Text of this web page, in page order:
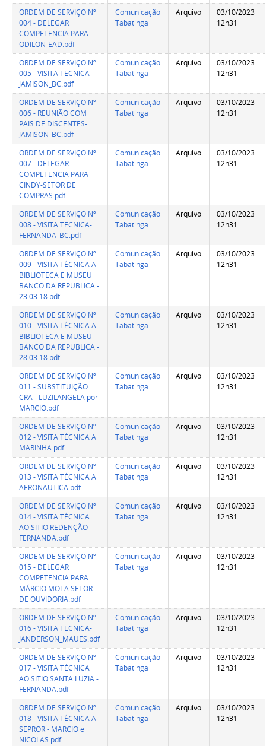
ORDEM DE SERVIÇO Nº
004 - DELEGAR
COMPETENCIA PARA
ODILON-EAD.pdf
Comunicação
Tabatinga
Arquivo
03/10/2023
12h31
ORDEM DE SERVIÇO Nº
005 - VISITA TECNICA-
JAMISON_BC.pdf
Comunicação
Tabatinga
Arquivo
03/10/2023
12h31
ORDEM DE SERVIÇO Nº
006 - REUNIÃO COM
PAIS DE DISCENTES-
JAMISON_BC.pdf
Comunicação
Tabatinga
Arquivo
03/10/2023
12h31
ORDEM DE SERVIÇO Nº
007 - DELEGAR
COMPETENCIA PARA
CINDY-SETOR DE
COMPRAS.pdf
Comunicação
Tabatinga
Arquivo
03/10/2023
12h31
ORDEM DE SERVIÇO Nº
008 - VISITA TECNICA-
FERNANDA_BC.pdf
Comunicação
Tabatinga
Arquivo
03/10/2023
12h31
ORDEM DE SERVIÇO Nº
009 - VISITA TÉCNICA A
BIBLIOTECA E MUSEU
BANCO DA REPUBLICA -
23 03 18.pdf
Comunicação
Tabatinga
Arquivo
03/10/2023
12h31
ORDEM DE SERVIÇO Nº
010 - VISITA TÉCNICA A
BIBLIOTECA E MUSEU
BANCO DA REPUBLICA -
28 03 18.pdf
Comunicação
Tabatinga
Arquivo
03/10/2023
12h31
ORDEM DE SERVIÇO Nº
011 - SUBSTITUIÇÃO
CRA - LUZILANGELA por
MARCIO.pdf
Comunicação
Tabatinga
Arquivo
03/10/2023
12h31
ORDEM DE SERVIÇO Nº
012 - VISITA TÉCNICA A
MARINHA.pdf
Comunicação
Tabatinga
Arquivo
03/10/2023
12h31
ORDEM DE SERVIÇO Nº
013 - VISITA TÉCNICA A
AERONAUTICA.pdf
Comunicação
Tabatinga
Arquivo
03/10/2023
12h31
ORDEM DE SERVIÇO Nº
014 - VISITA TÉCNICA
AO SITIO REDENÇÃO -
FERNANDA.pdf
Comunicação
Tabatinga
Arquivo
03/10/2023
12h31
ORDEM DE SERVIÇO Nº
015 - DELEGAR
COMPETENCIA PARA
MÁRCIO MOTA SETOR
DE OUVIDORIA.pdf
Comunicação
Tabatinga
Arquivo
03/10/2023
12h31
ORDEM DE SERVIÇO Nº
016 - VISITA TECNICA-
JANDERSON_MAUES.pdf
Comunicação
Tabatinga
Arquivo
03/10/2023
12h31
ORDEM DE SERVIÇO Nº
017 - VISITA TÉCNICA
AO SITIO SANTA LUZIA -
FERNANDA.pdf
Comunicação
Tabatinga
Arquivo
03/10/2023
12h31
ORDEM DE SERVIÇO Nº
018 - VISITA TÉCNICA A
SEPROR - MARCIO e
NICOLAS.pdf
Comunicação
Tabatinga
Arquivo
03/10/2023
12h31